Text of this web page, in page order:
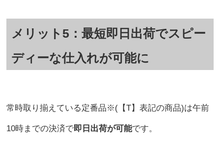
メリット5：最短即日出荷でスピー
ディーな仕入れが可能に
常時取り揃えている定番品※(【T】表記の商品)は午前
10時までの決済で即日出荷が可能です。